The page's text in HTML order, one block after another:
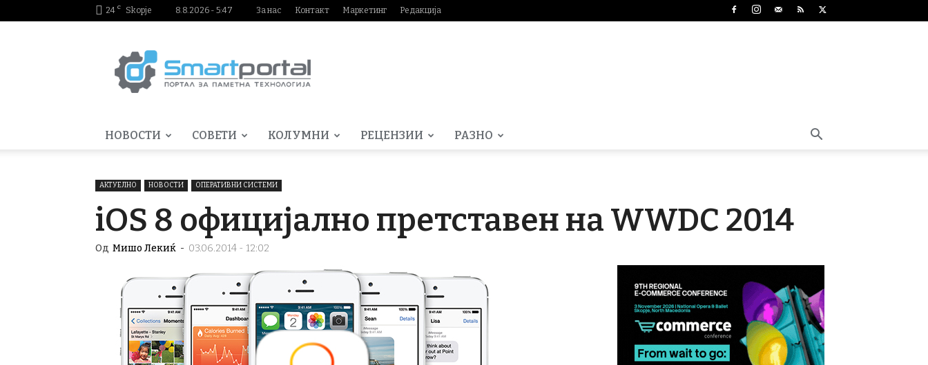
24 C Skopje 8.8.2026 - 5:47 За нас Контакт Маркетинг Редакција
НОВОСТИ СОВЕТИ КОЛУМНИ РЕЦЕНЗИИ РАЗНО
АКТУЕЛНО НОВОСТИ ОПЕРАТИВНИ СИСТЕМИ
iOS 8 официјално претставен на WWDC 2014
Од Мишо Лекиќ - 03.06.2014 - 12:02